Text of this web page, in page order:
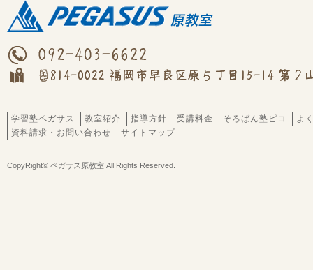
学習塾ペガサス 教室紹介 指導方針 受講料金 そろばん塾ピコ
よ
資料請求・お問い合わせ
サイトマップ
CopyRight© ペガサス原教室 All Rights Reserved.